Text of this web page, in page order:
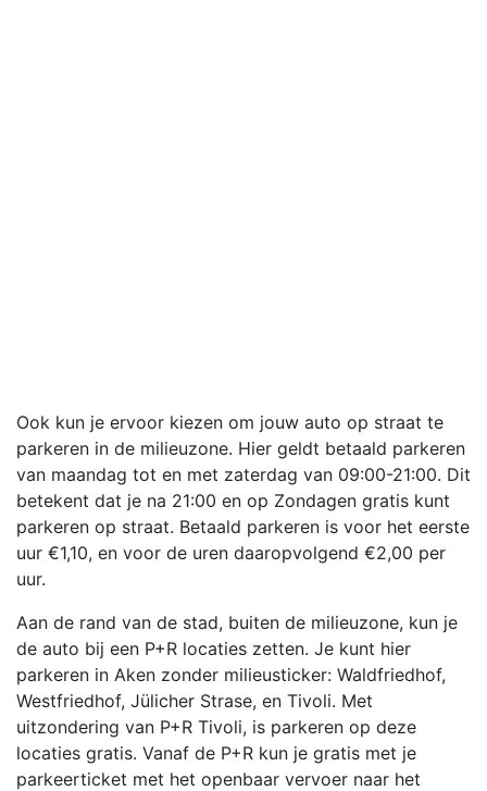
Ook kun je ervoor kiezen om jouw auto op straat te
parkeren in de milieuzone. Hier geldt betaald parkeren
van maandag tot en met zaterdag van 09:00-21:00. Dit
betekent dat je na 21:00 en op Zondagen gratis kunt
parkeren op straat. Betaald parkeren is voor het eerste
uur €1,10, en voor de uren daaropvolgend €2,00 per
uur.
Aan de rand van de stad, buiten de milieuzone, kun je
de auto bij een P+R locaties zetten. Je kunt hier
parkeren in Aken zonder milieusticker: Waldfriedhof,
Westfriedhof, Jülicher Strase, en Tivoli. Met
uitzondering van P+R Tivoli, is parkeren op deze
locaties gratis. Vanaf de P+R kun je gratis met je
parkeerticket met het openbaar vervoer naar het